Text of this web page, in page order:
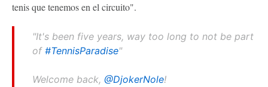
tenis que tenemos en el circuito".
"It's been five years, way too long to not be part
of #TennisParadise"
Welcome back, @DjokerNole!